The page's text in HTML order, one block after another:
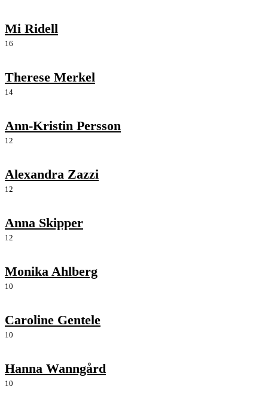
Mi Ridell
16
Therese Merkel
14
Ann-Kristin Persson
12
Alexandra Zazzi
12
Anna Skipper
12
Monika Ahlberg
10
Caroline Gentele
10
Hanna Wanngård
10